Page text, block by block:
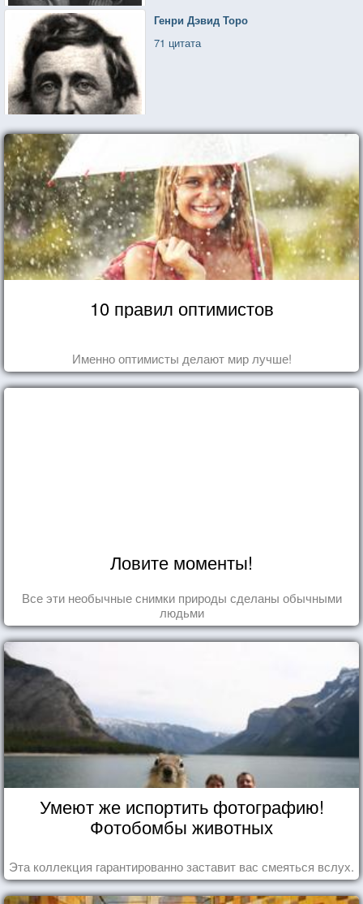
Генри Дэвид Торо
71 цитата
10 правил оптимистов
Именно оптимисты делают мир лучше!
Ловите моменты!
Все эти необычные снимки природы сделаны обычными
людьми
Умеют же испортить фотографию!
Фотобомбы животных
Эта коллекция гарантированно заставит вас смеяться вслух.